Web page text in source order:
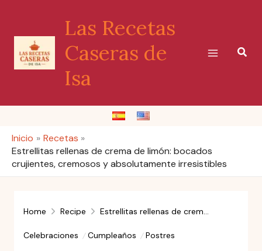
contenido
Las Recetas
Caseras de
Isa
Inicio
Recetas
Estrellitas rellenas de crema de limón: bocados
crujientes, cremosos y absolutamente irresistibles
Home Recipe Estrellitas rellenas de crema de limón: bocados crujientes, cremosos y absolutamente irresistibles
Celebraciones Cumpleaños Postres